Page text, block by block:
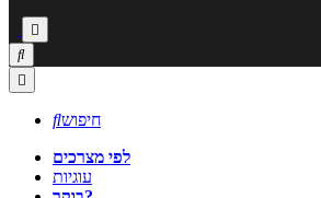



חיפוש
לפי מצרכים
עוגיות